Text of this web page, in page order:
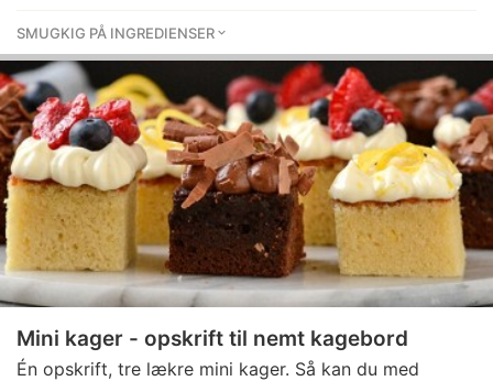
SMUGKIG PÅ INGREDIENSER
Mini kager - opskrift til nemt kagebord
Én opskrift, tre lækre mini kager. Så kan du med